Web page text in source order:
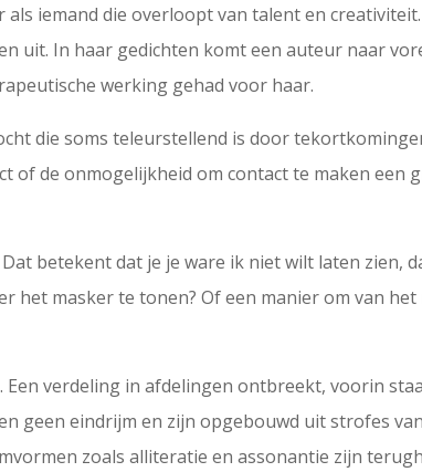
iemand die overloopt van talent en
uit. In haar gedichten komt een auteur naar
werking gehad voor haar.
die soms teleurstellend is door
of de onmogelijkheid om contact te maken een
betekent dat je je ware ik niet wilt laten zien,
het masker te tonen? Of een manier om van
verdeling in afdelingen ontbreekt, voorin
geen eindrijm en zijn opgebouwd uit strofes
zoals alliteratie en assonantie zijn